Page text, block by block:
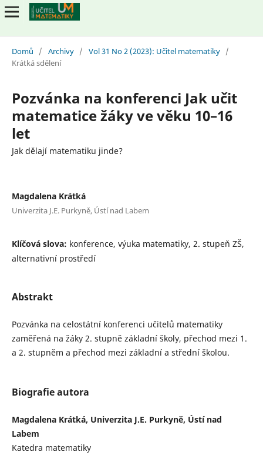
Domů / Archivy / Vol 31 No 2 (2023): Učitel matematiky /
Krátká sdělení
Pozvánka na konferenci Jak učit
matematice žáky ve věku 10–16
let
Jak dělají matematiku jinde?
Magdalena Krátká
Univerzita J.E. Purkyně, Ústí nad Labem
Klíčová slova: konference, výuka matematiky, 2. stupeň ZŠ,
alternativní prostředí
Abstrakt
Pozvánka na celostátní konferenci učitelů matematiky
zaměřená na žáky 2. stupně základní školy, přechod mezi 1.
a 2. stupněm a přechod mezi základní a střední školou.
Biografie autora
Magdalena Krátká, Univerzita J.E. Purkyně, Ústí nad
Labem
Katedra matematiky